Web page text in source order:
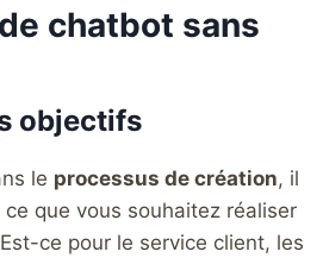
chatbot sans
objectifs
le processus de création, il
que vous souhaitez réaliser
ce pour le service client, les